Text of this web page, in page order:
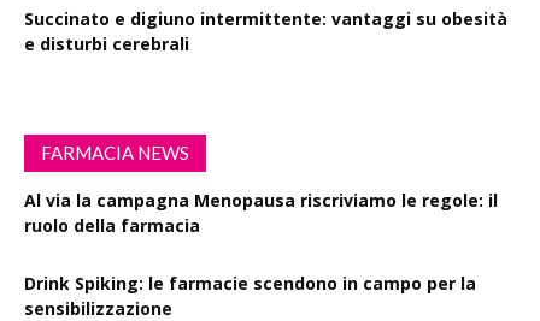
Succinato e digiuno intermittente: vantaggi su obesità
e disturbi cerebrali
FARMACIA NEWS
Al via la campagna Menopausa riscriviamo le regole: il
ruolo della farmacia
Drink Spiking: le farmacie scendono in campo per la
sensibilizzazione